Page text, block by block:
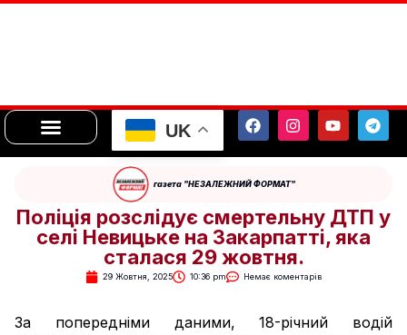
UK
газета "НЕЗАЛЕЖНИЙ ФОРМАТ"
Поліція розслідує смертельну ДТП у
селі Невицьке на Закарпатті, яка
сталася 29 жовтня.
29 Жовтня, 2025 10:36 pm Немає коментарів
За попередніми даними, 18-річний водій